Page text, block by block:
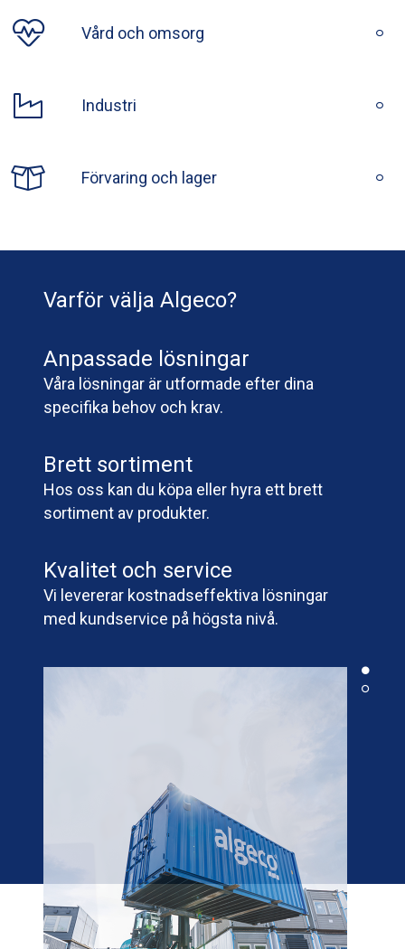
Vård och omsorg
Industri
Förvaring och lager
Varför välja Algeco?
Anpassade lösningar
Våra lösningar är utformade efter dina
specifika behov och krav.
Brett sortiment
Hos oss kan du köpa eller hyra ett brett
sortiment av produkter.
Kvalitet och service
Vi levererar kostnadseffektiva lösningar
med kundservice på högsta nivå.